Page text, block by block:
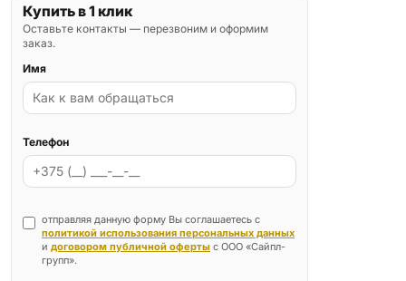
Купить в 1 клик
Оставьте контакты — перезвоним и оформим
заказ.
Имя
Телефон
отправляя данную форму Вы соглашаетесь с
политикой использования персональных данных
и договором публичной оферты с ООО «Сайпл-
групп».